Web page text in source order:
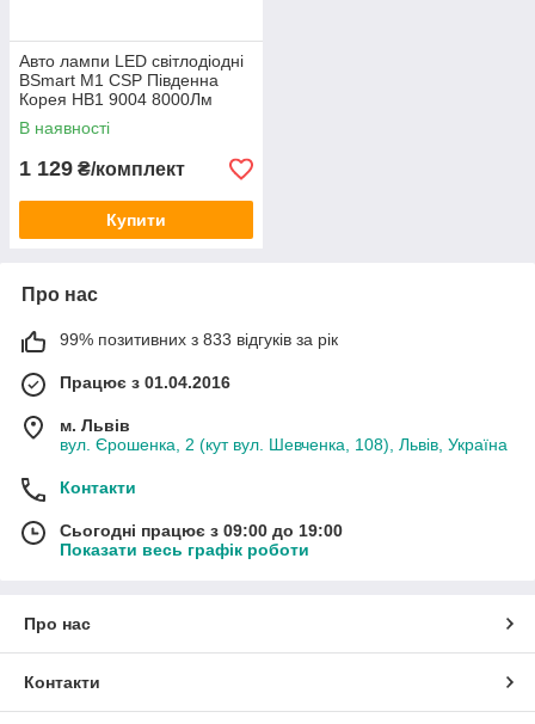
Авто лампи LED світлодіодні
BSmart M1 CSP Південна
Корея HB1 9004 8000Лм
40Вт 12-24В
В наявності
1 129 ₴/комплект
Купити
Про нас
99% позитивних з 833 відгуків за рік
Працює з 01.04.2016
м. Львів
вул. Єрошенка, 2 (кут вул. Шевченка, 108), Львів, Україна
Контакти
Сьогодні працює з 09:00 до 19:00
Показати весь графік роботи
Про нас
Контакти